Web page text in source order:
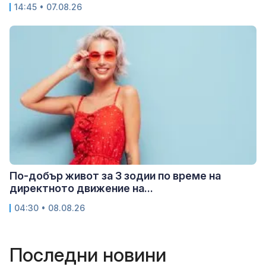
14:45 • 07.08.26
По-добър живот за 3 зодии по време на
директното движение на...
04:30 • 08.08.26
Последни новини